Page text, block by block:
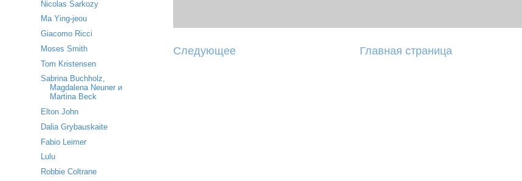
Следующее Главная страница
Nicolas Sarkozy
Ma Ying-jeou
Giacomo Ricci
Moses Smith
Tom Kristensen
Sabrina Buchholz,
Magdalena Neuner и
Martina Beck
Elton John
Dalia Grybauskaite
Fabio Leimer
Lulu
Robbie Coltrane